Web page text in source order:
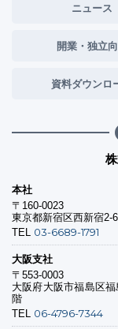
ニュース
開業・独立
資料ダウンロ
本社
〒160-0023
東京都新宿区西新宿2-
TEL 03-6689-1791
大阪支社
〒553-0003
大阪府大阪市福島区
階
TEL 06-4796-7344